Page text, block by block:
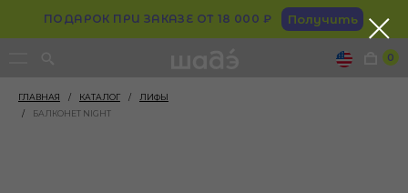
ПОДАРОК ПРИ ЗАКАЗЕ ОТ 18 000 ₽ Получить
0
ГЛАВНАЯ КАТАЛОГ
/ /
ЛИФЫ
БАЛКОНЕТ NIGHT
/